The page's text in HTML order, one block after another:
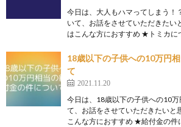
今日は、大人もハマってしまう！
いて、お話をさせていただきたい
はこんな方におすすめ ★トミカに
18歳以下の子供への10万円
て
2021.11.20
今日は、18歳以下の子供への10
て、お話をさせていただきたいと
こんな方におすすめ ★給付金の件